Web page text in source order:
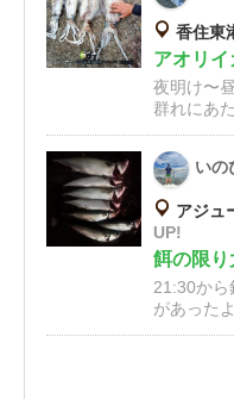
香住東
アオリイ
夜明け〜
群れにあ
いの
アジュ
UP!
餌の限り
21:30から
があった